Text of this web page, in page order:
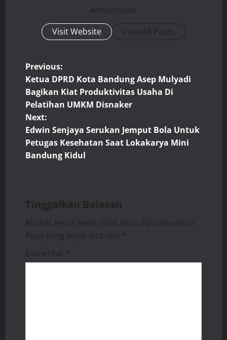
Administrator
Visit Website View All Posts
P
o
s
t
n
v
i
g
a
Previous:
Ketua DPRD Kota Bandung Asep Mulyadi
Bagikan Kiat Produktivitas Usaha Di
Pelatihan UMKM Disnaker
Next:
Edwin Senjaya Serukan Jemput Bola Untuk
Petugas Kesehatan Saat Lokakarya Mini
Bandung Kidul
Tinggalkan Balasan
Alamat email Anda tidak akan dipublikasikan.
Ruas yang wajib ditandai
*
Komentar *